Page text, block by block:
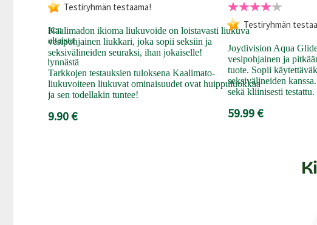
vesipohjainen
kaltaista
tekevät yhdynnästä
Testiryhmän testaama!
Kaalimadon ikioma liukuvoide on loistavasti liukuva
vesipohjainen liukkari, joka sopii seksiin ja
seksivälineiden seuraksi, ihan jokaiselle!
Tarkkojen testauksien tuloksena Kaalimato-
liukuvoiteen liukuvat ominaisuudet ovat huippuluokkaa
ja sen todellakin tuntee!
9.90 €
Testiryhmän
Joydivision Aqua
vesipohjainen ja
tuote. Sopii
seksivälineiden
sekä kliinisesti testattu.
59.99 €